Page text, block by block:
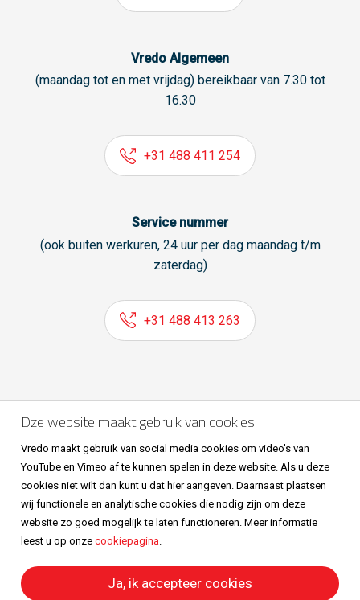
Vredo Algemeen
(maandag tot en met vrijdag) bereikbaar van 7.30 tot
16.30
+31 488 411 254
Service nummer
(ook buiten werkuren, 24 uur per dag maandag t/m
zaterdag)
+31 488 413 263
Volg ons ook op
All right reserved © Vredo 2026.
Sitemap
Dze website maakt gebruik van cookies
Vredo maakt gebruik van social media cookies om video's van
YouTube en Vimeo af te kunnen spelen in deze website. Als u deze
cookies niet wilt dan kunt u dat hier aangeven. Daarnaast plaatsen
wij functionele en analytische cookies die nodig zijn om deze
website zo goed mogelijk te laten functioneren. Meer informatie
leest u op onze cookiepagina.
Ja, ik accepteer cookies